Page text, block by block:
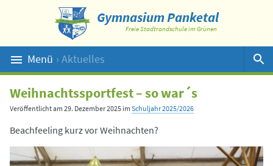
Gymnasium Panketal
Freie Stadtrandschule im Grünen
Menü › Aktuelles
Suche
Weihnachtssportfest – so war´s
Veröffentlicht am 29. Dezember 2025 im Schuljahr 2025/2026
Beachfeeling kurz vor Weihnachten?